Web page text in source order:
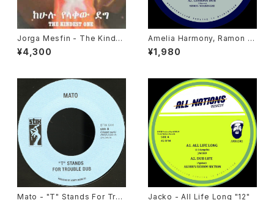
Jorga Mesfin - The Kindes
t One "LP"
¥4,300
Amelia Harmony, Ramon J
udah, Jah 93, Simon Nyabi
nghi - Lessons Learned "1
¥1,980
Mato - "T" Stands For Trou
Jacko - All Life Long "12"